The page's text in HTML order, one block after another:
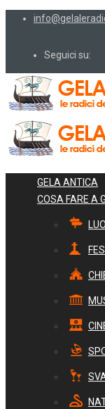
Seguici su:
GELA ANTICA
COSA FARE A